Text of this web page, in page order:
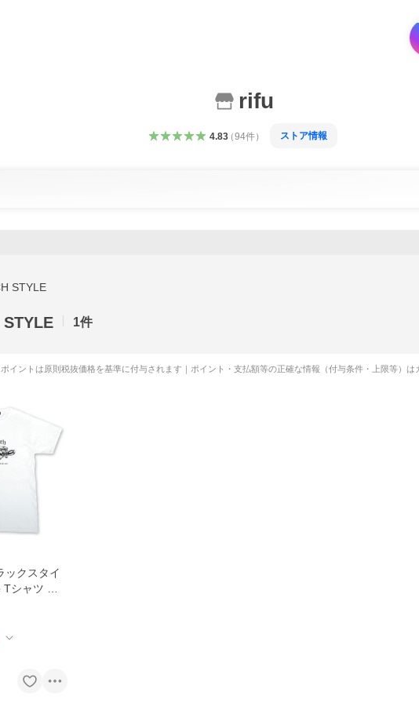
rifu
4.83（94件） ストア情報
STYLE
1件
ポイントは原則税抜価格を基準に付与されます｜ポイント・支払額等の正確な情報（付与条件・上限等）
ックスタイ
シャツ プ